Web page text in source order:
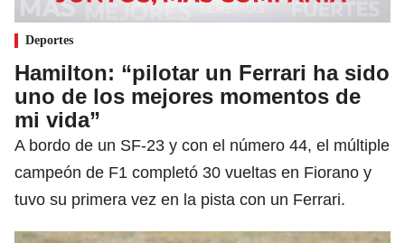
Deportes
Hamilton: “pilotar un Ferrari ha sido
uno de los mejores momentos de
mi vida”
A bordo de un SF-23 y con el número 44, el múltiple
campeón de F1 completó 30 vueltas en Fiorano y
tuvo su primera vez en la pista con un Ferrari.